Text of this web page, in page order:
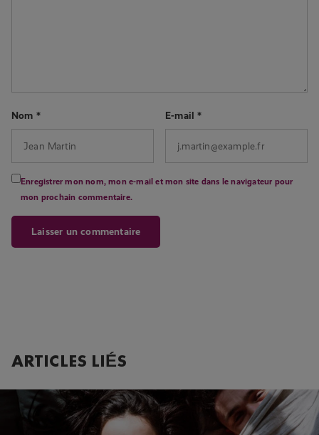
Nom * E-mail*
Enregistrer mon nom, mon e-mail et mon site dans le navigateur pour
mon prochain commentaire.
ARTICLES LIÉS